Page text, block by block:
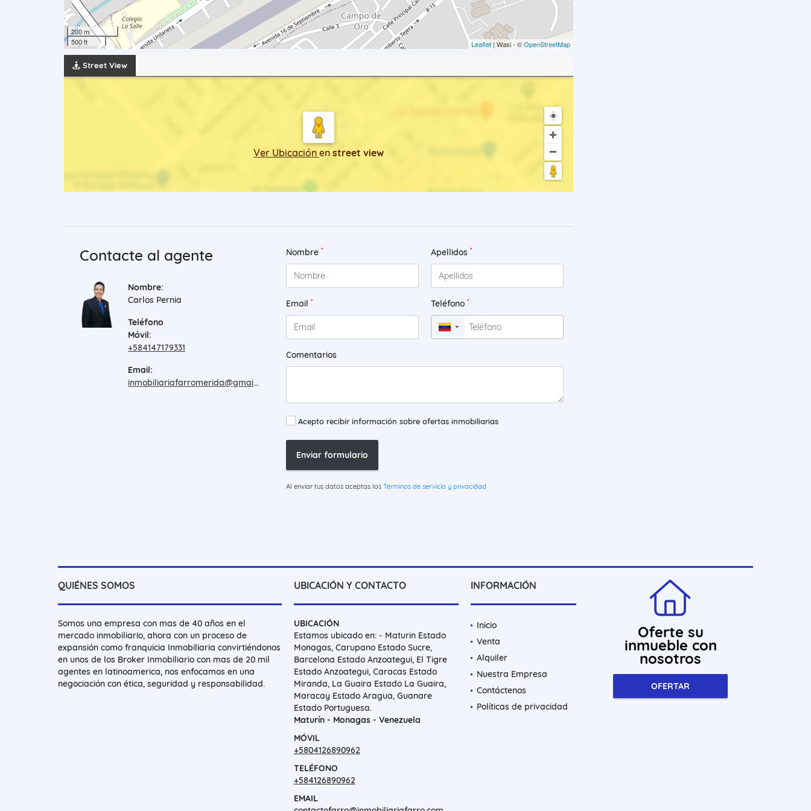
200 m
500 ft
Leaflet | Wasi - ©OpenStreetMap
Street View
Ver Ubicación en street view
Contacte al agente
Nombre:
Carlos Pernia
Teléfono
Móvil:
+584147179331
Email:
inmobiliariafarromerida@gmail.com
Nombre * Apellidos *
Email * Teléfono *
▼
Comentarios
Acepto recibir información sobre ofertas inmobiliarias
Enviar formulario
Al enviar tus datos aceptas los Términos de servicio y privacidad
QUIÉNES SOMOS
Somos una empresa con mas de 40 años en el
mercado inmobiliario, ahora con un proceso de
expansión como franquicia Inmobiliaria convirtiéndonos
en unos de los Broker Inmobiliario con mas de 20 mil
agentes en latinoamerica, nos enfocamos en una
negociación con ética, seguridad y responsabilidad.
UBICACIÓN Y CONTACTO
UBICACIÓN
Estamos ubicado en: - Maturin Estado
Monagas, Carupano Estado Sucre,
Barcelona Estado Anzoategui, El Tigre
Estado Anzoategui, Caracas Estado
Miranda, La Guaira Estado La Guaira,
Maracay Estado Aragua, Guanare
Estado Portuguesa.
Maturín - Monagas - Venezuela
MÓVIL
+5804126890962
TELÉFONO
+584126890962
EMAIL
INFORMACIÓN
Inicio
Venta
Alquiler
Nuestra Empresa
Contáctenos
Políticas de privacidad
Oferte su
inmueble con
nosotros
OFERTAR